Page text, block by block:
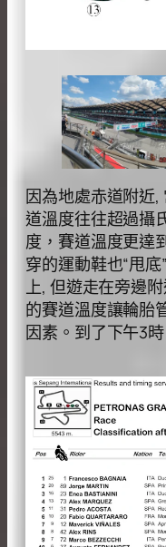
因為地處⾚道附近
道溫度往往超過攝
度，賽道溫度更達
穿的運動鞋也“甩
上, 但遊⾛在旁邊
的賽道溫度讓輪胎
因素。到了下午3